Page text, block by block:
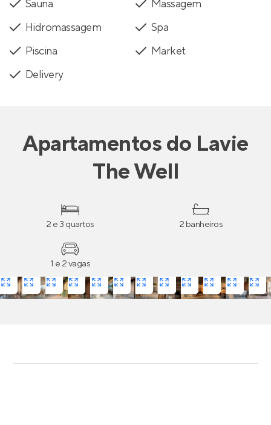
Sauna
Massagem
Hidromassagem
Spa
Piscina
Market
Delivery
Apartamentosdo Lavie
The Well
2 e 3 quartos 2 banheiros
1 e 2 vagas